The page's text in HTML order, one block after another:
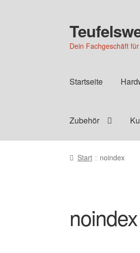
Zur
Navigation
springen
Zum
Inhalt
springen
Dein Fachgeschäft
Startseite
Zubehör
Start noindex
noindex